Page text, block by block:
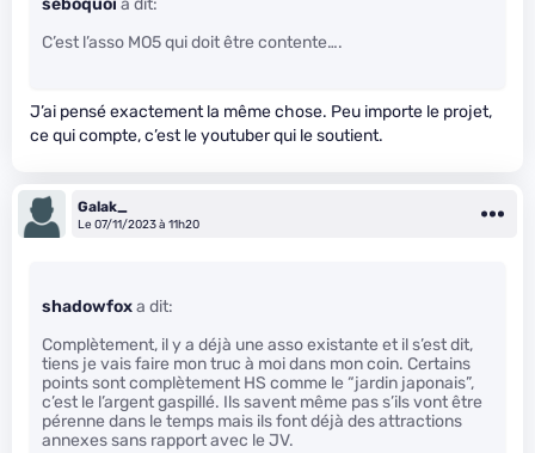
seboquoi a dit:
C’est l’asso MO5 qui doit être contente….
J’ai pensé exactement la même chose. Peu importe le projet,
ce qui compte, c’est le youtuber qui le soutient.
Galak_
Le 07/11/2023 à 11h20
shadowfoxa dit:
Complètement, il y a déjà une asso existante et il s’est dit,
tiens je vais faire mon truc à moi dans mon coin. Certains
points sont complètement HS comme le “jardin japonais”,
c’est le l’argent gaspillé. Ils savent même pas s’ils vont être
pérenne dans le temps mais ils font déjà des attractions
annexes sans rapport avec le JV.